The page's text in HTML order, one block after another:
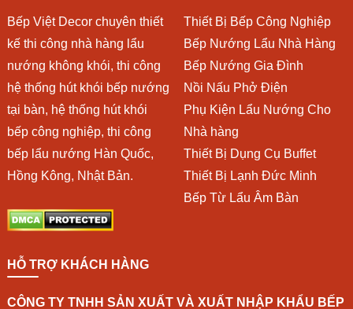
Bếp Việt Decor chuyên thiết
kế thi công nhà hàng lẩu
nướng không khói, thi công
hệ thống hút khói bếp nướng
tại bàn, hệ thống hút khói
bếp công nghiệp, thi công
bếp lẩu nướng Hàn Quốc,
Hồng Kông, Nhật Bản.
Thiết Bị Bếp Công Nghiệp
Bếp Nướng Lẩu Nhà Hàng
Bếp Nướng Gia Đình
Nồi Nấu Phở Điện
Phụ Kiện Lẩu Nướng Cho
Nhà hàng
Thiết Bị Dụng Cụ Buffet
Thiết Bị Lạnh Đức Minh
Bếp Từ Lẩu Âm Bàn
HỖ TRỢ KHÁCH HÀNG
CÔNG TY TNHH SẢN XUẤT VÀ XUẤT NHẬP KHẨU BẾP